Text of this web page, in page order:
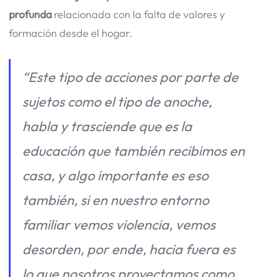
profunda relacionada con la falta de valores y
formación desde el hogar.
“Este tipo de acciones por parte de
sujetos como el tipo de anoche,
habla y trasciende que es la
educación que también recibimos en
casa, y algo importante es eso
también, si en nuestro entorno
familiar vemos violencia, vemos
desorden, por ende, hacia fuera es